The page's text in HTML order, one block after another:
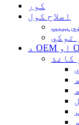
کور
اصلاح کول
ټیپ
توکي
کاغذ